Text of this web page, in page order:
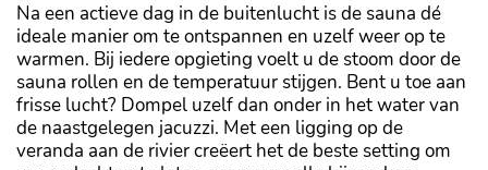
Na een actieve dag in de buitenlucht is de sauna dé
ideale manier om te ontspannen en uzelf weer op te
warmen. Bij iedere opgieting voelt u de stoom door de
sauna rollen en de temperatuur stijgen. Bent u toe aan
frisse lucht? Dompel uzelf dan onder in het water van
de naastgelegen jacuzzi. Met een ligging op de
veranda aan de rivier creëert het de beste setting om